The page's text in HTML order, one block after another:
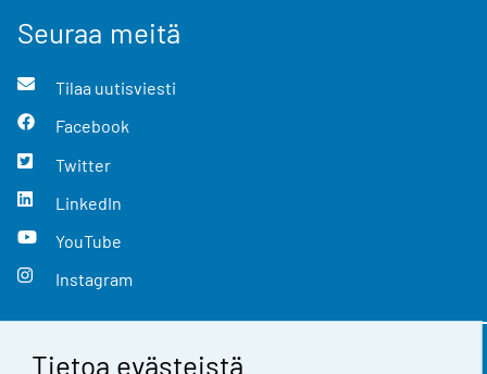
Tietoa evästeistä
Seuraa meitä
Tilaa uutisviesti
Facebook
Twitter
LinkedIn
YouTube
Instagram